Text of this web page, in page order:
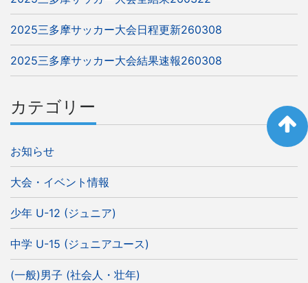
2025三多摩サッカー大会日程更新260308
2025三多摩サッカー大会結果速報260308
カテゴリー
お知らせ
大会・イベント情報
少年 U-12 (ジュニア)
中学 U-15 (ジュニアユース)
(一般)男子 (社会人・壮年)